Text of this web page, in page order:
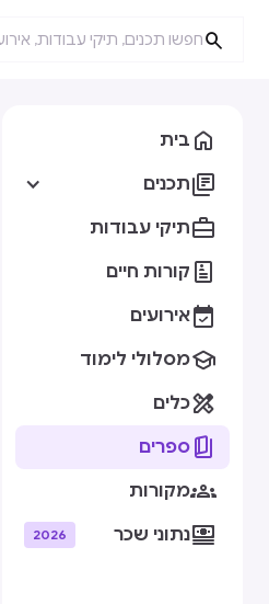

 בית
תכנים
תיקי עבודות
 קורות חיים
אירועים
מסלולי לימוד
כלים
 ספרים
מקורות
נתוני שכר 2026